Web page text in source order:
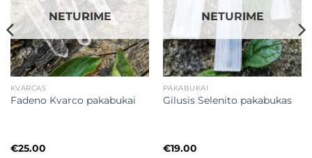
NETURIME
KVARCAS
Fadeno Kvarco pakabukai
€25.00
NETURIME
PAKABUKAI
Gilusis Selenito pakabukas
€19.00